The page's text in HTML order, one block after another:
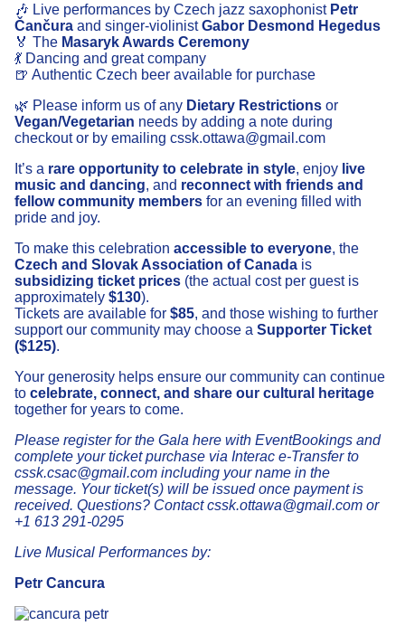
🎶 Live performances by Czech jazz saxophonist Petr
Čančura and singer-violinistGabor Desmond Hegedus
🏅 The Masaryk Awards Ceremony
💃 Dancing and great company
🍺 Authentic Czech beer available for purchase
🌿 Please inform us of any Dietary Restrictions or
Vegan/Vegetarian needs by adding a note during
checkout or by emailing cssk.ottawa@gmail.com
It’s a rare opportunity to celebrate in style, enjoy live
music and dancing, and reconnect with friends and
fellow community members for an evening filled with
pride and joy.
To make this celebration accessible to everyone, the
Czech and Slovak Association of Canada is
subsidizing ticket prices (the actual cost per guest is
approximately $130).
Tickets are available for $85, and those wishing to further
support our community may choose a Supporter Ticket
($125).
Your generosity helps ensure our community can continue
to celebrate, connect, and share our cultural heritage
together for years to come.
Please register for the Gala here with EventBookings and
complete your ticket purchase via Interac e-Transfer to
cssk.csac@gmail.com including your name in the
message. Your ticket(s) will be issued once payment is
received. Questions? Contact cssk.ottawa@gmail.com or
+1 613 291-0295
Live Musical Performances by:
Petr Cancura